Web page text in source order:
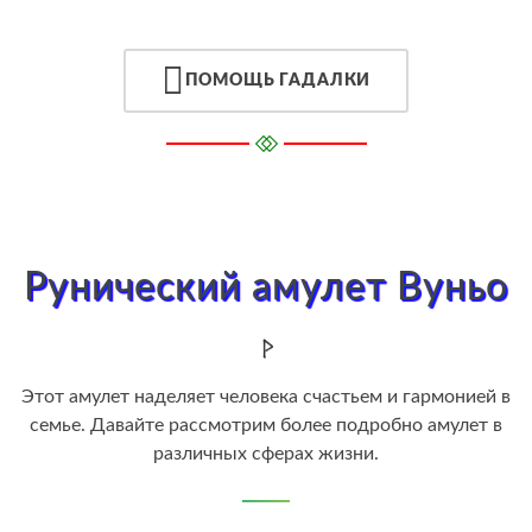
ПОМОЩЬ ГАДАЛКИ
Рунический амулет Вуньо
Этот амулет наделяет человека счастьем и гармонией в
семье. Давайте рассмотрим более подробно амулет в
различных сферах жизни.